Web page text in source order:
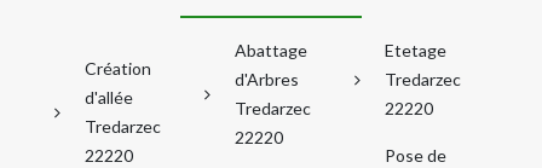
Création
d'allée
Tredarzec
22220
Abattage
d'Arbres
Tredarzec
22220
Etetage
Tredarzec
22220
Pose de